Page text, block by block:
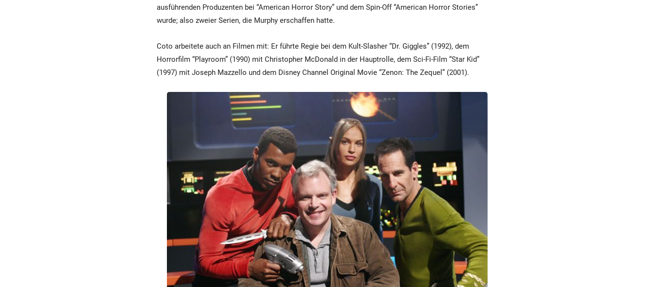
ausführenden Produzenten bei “American Horror Story” und dem Spin-Off “American Horror Stories”
wurde; also zweier Serien, die Murphy erschaffen hatte.
Coto arbeitete auch an Filmen mit: Er führte Regie bei dem Kult-Slasher “Dr. Giggles” (1992), dem
Horrorfilm “Playroom” (1990) mit Christopher McDonald in der Hauptrolle, dem Sci-Fi-Film “Star Kid”
(1997) mit Joseph Mazzello und dem Disney Channel Original Movie “Zenon: The Zequel” (2001).